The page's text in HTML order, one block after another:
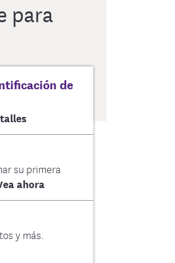
para
de
su primera
ahora
y más.